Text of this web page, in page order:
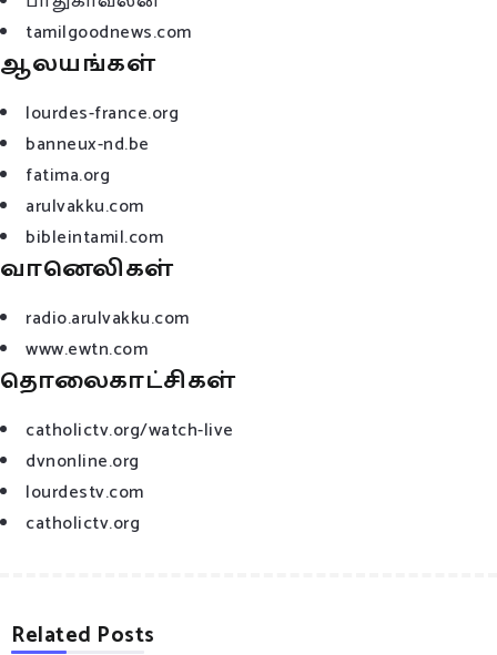
tamilgoodnews.com
ஆலயங்கள்
lourdes-france.org
banneux-nd.be
fatima.org
arulvakku.com
bibleintamil.com
வானெலிகள்
radio.arulvakku.com
www.ewtn.com
தொலைகாட்சிகள்
catholictv.org/watch-live
dvnonline.org
lourdestv.com
catholictv.org
Related Posts